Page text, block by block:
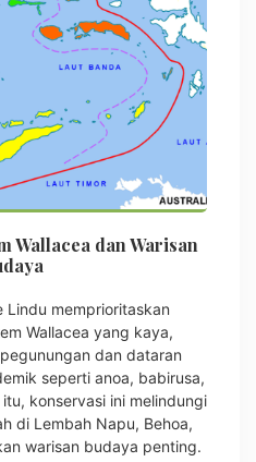
Wallacea dan Warisan
Lindu memprioritaskan
Wallacea yang kaya,
dan dataran
seperti anoa, babirusa,
konservasi ini melindungi
di Lembah Napu, Behoa,
warisan budaya penting.